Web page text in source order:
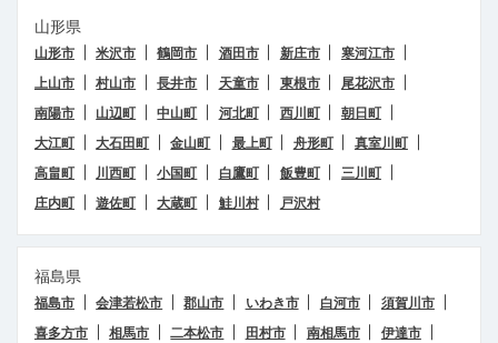
山形県
山形市 米沢市 鶴岡市 酒田市 新庄市
寒河江市
上山市
村山市 長井市 天童市 東根市
尾花沢市
南陽市
山辺町 中山町 河北町 西川町
朝日町
大江町
大石田町 金山町 最上町 舟形町
真室川町
高畠町
川西町 小国町 白鷹町 飯豊町
三川町
庄内町
遊佐町 大蔵町 鮭川村 戸沢村
福島県
福島市 会津若松市 郡山市 いわき市 白河市
須賀川市
喜多方市
相馬市 二本松市 田村市 南相馬市
伊達市